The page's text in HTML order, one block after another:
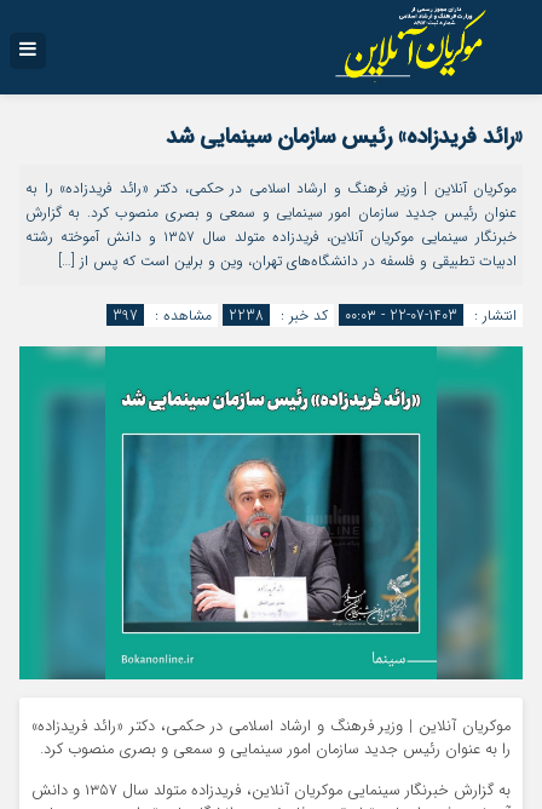
«رائد فریدزاده» رئیس سازمان سینمایی شد
موکریان آنلاین | وزیر فرهنگ و ارشاد اسلامی در حکمی، دکتر «رائد فریدزاده» را به
عنوان رئیس جدید سازمان امور سینمایی و سمعی و بصری منصوب کرد. به گزارش
خبرنگار سینمایی موکریان آنلاین، فریدزاده متولد سال ۱۳۵۷ و دانش آموخته رشته
ادبیات تطبیقی و فلسفه در دانشگاه‌های تهران، وین و برلین است که پس از […]
انتشار : 1403-07-22 - ۰۰:۰۳ کد خبر : 2238 مشاهده : 397
موکریان آنلاین | وزیر فرهنگ و ارشاد اسلامی در حکمی، دکتر «رائد فریدزاده»
را به عنوان رئیس جدید سازمان امور سینمایی و سمعی و بصری منصوب کرد.
به گزارش خبرنگار سینمایی موکریان آنلاین، فریدزاده متولد سال ۱۳۵۷ و دانش